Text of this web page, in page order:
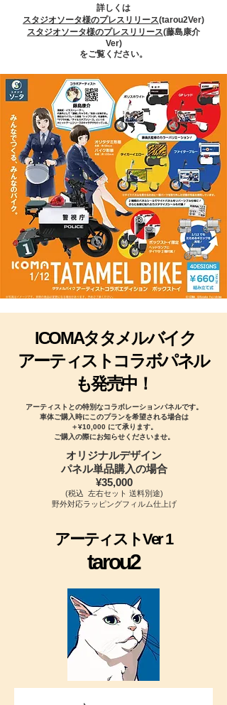
詳しくは
スタジオソータ様のプレスリリース(tarou2Ver)
スタジオソータ様のプレスリリース(藤島康介
Ver)
をご覧ください。
ICOMAタタメルバイク
アーティストコラボパネル
も発売中！
アーティストとの特別なコラボレーションパネルです。
車体ご購入時にこのプランを希望される場合は
＋¥10,000 にて承ります。
​ご購入の際にお知らせくださいませ。
オリジナルデザイン
パネル単品購入の場合
¥35,000
(税込 左右セット 送料別途)
​​野外対応ラッピングフィルム仕上げ
アーティストVer 1
tarou2